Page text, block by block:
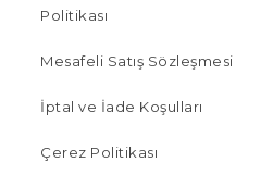
Politikası
Mesafeli Satış Sözleşmesi
İptal ve İade Koşulları
Çerez Politikası